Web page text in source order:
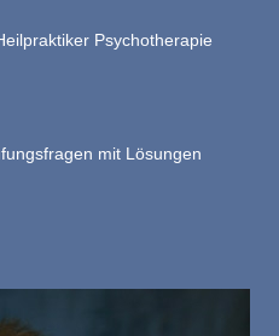
Psychotherapie
mit Lösungen